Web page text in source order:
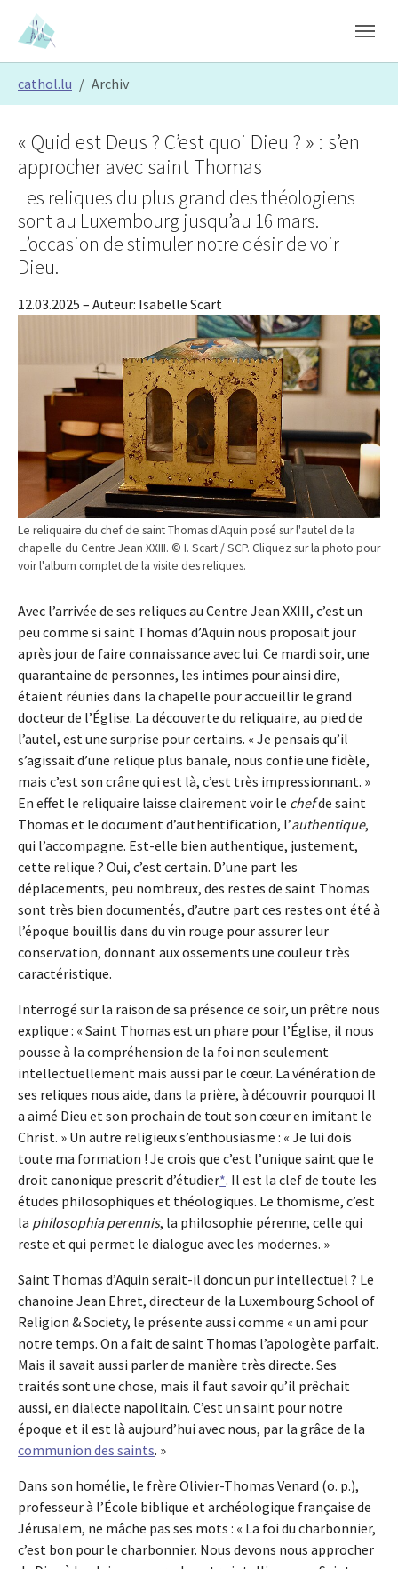
Skip to main content
Skip to page footer
cathol.lu Archiv
Le reliquaire du chef de saint Thomas d'Aquin posé sur l'autel de la
chapelle du Centre Jean XXIII. © I. Scart / SCP. Cliquez sur la photo pour
voir l'album complet de la visite des reliques.
« Quid est Deus ? C’est quoi Dieu ? » : s’en
approcher avec saint Thomas
Les reliques du plus grand des théologiens
sont au Luxembourg jusqu’au 16 mars.
L’occasion de stimuler notre désir de voir
Dieu.
12.03.2025 – Auteur: Isabelle Scart
Avec l’arrivée de ses reliques au Centre Jean XXIII, c’est un
peu comme si saint Thomas d’Aquin nous proposait jour
après jour de faire connaissance avec lui. Ce mardi soir, une
quarantaine de personnes, les intimes pour ainsi dire,
étaient réunies dans la chapelle pour accueillir le grand
docteur de l’Église. La découverte du reliquaire, au pied de
l’autel, est une surprise pour certains. « Je pensais qu’il
s’agissait d’une relique plus banale, nous confie une fidèle,
mais c’est son crâne qui est là, c’est très impressionnant. »
En effet le reliquaire laisse clairement voir le chefde saint
Thomas et le document d’authentification, l’authentique,
qui l’accompagne. Est-elle bien authentique, justement,
cette relique ? Oui, c’est certain. D’une part les
déplacements, peu nombreux, des restes de saint Thomas
sont très bien documentés, d’autre part ces restes ont été à
l’époque bouillis dans du vin rouge pour assurer leur
conservation, donnant aux ossements une couleur très
caractéristique.
Interrogé sur la raison de sa présence ce soir, un prêtre nous
explique : « Saint Thomas est un phare pour l’Église, il nous
pousse à la compréhension de la foi non seulement
intellectuellement mais aussi par le cœur. La vénération de
ses reliques nous aide, dans la prière, à découvrir pourquoi Il
a aimé Dieu et son prochain de tout son cœur en imitant le
Christ. » Un autre religieux s’enthousiasme : « Je lui dois
toute ma formation ! Je crois que c’est l’unique saint que le
droit canonique prescrit d’étudier*. Il est la clef de toute les
études philosophiques et théologiques. Le thomisme, c’est
la philosophia perennis, la philosophie pérenne, celle qui
reste et qui permet le dialogue avec les modernes. »
Saint Thomas d’Aquin serait-il donc un pur intellectuel ? Le
chanoine Jean Ehret, directeur de la Luxembourg School of
Religion & Society, le présente aussi comme « un ami pour
notre temps. On a fait de saint Thomas l’apologète parfait.
Mais il savait aussi parler de manière très directe. Ses
traités sont une chose, mais il faut savoir qu’il prêchait
aussi, en dialecte napolitain. C’est un saint pour notre
époque et il est là aujourd’hui avec nous, par la grâce de la
communion des saints. »
Dans son homélie, le frère Olivier-Thomas Venard (o. p.),
professeur à l’École biblique et archéologique française de
Jérusalem, ne mâche pas ses mots : « La foi du charbonnier,
c’est bon pour le charbonnier. Nous devons nous approcher